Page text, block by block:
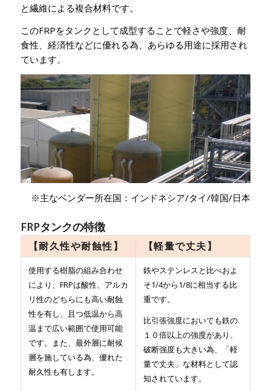
と繊維による複合材料です。
このFRPをタンクとして成型することで軽さや強度、耐
食性、経済性などに優れる為、あらゆる用途に採用され
ています。
※主なベンダー所在国：インドネシア/タイ/韓国/日本
FRPタンクの特徴
【耐久性や耐蝕性】 【軽量で丈夫】
使用する樹脂の組み合わせ
により、FRPは酸性、アルカ
リ性のどちらにも高い耐蝕
性を有し、且つ低温から高
温まで広い範囲で使用可能
です。また、最外層に耐候
層を施している為、優れた
耐久性も有します。
鉄やステンレスと比べおよ
そ1/4から1/8に相当する比
重です。
比引張強度においても鉄の
１０倍以上の強度があり、
破断強度も大きい為、「軽
量で丈夫」な材料として認
知されています。